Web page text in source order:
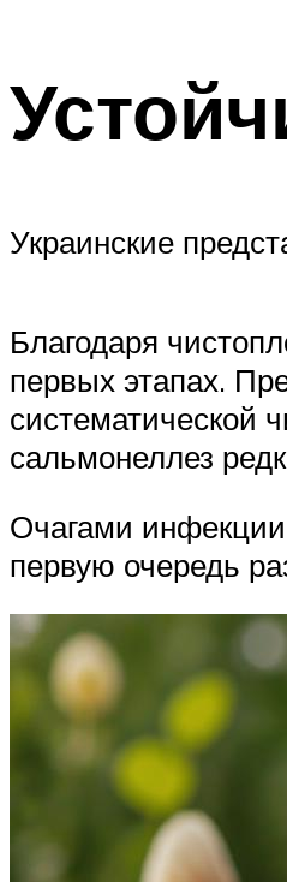
Украинские
Благодаря
первых этапах.
систематической
сальмонеллез
Очагами
первую очередь